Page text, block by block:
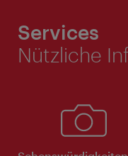
Services
Nützliche